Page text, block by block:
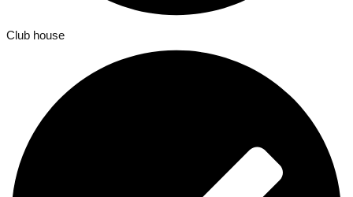
Club house